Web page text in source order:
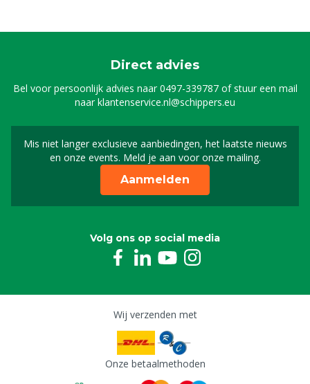
Direct advies
Bel voor persoonlijk advies naar0497-339787of stuur een mail
naarklantenservice.nl@schippers.eu
Mis niet langer exclusieve aanbiedingen, het laatste nieuws
en onze events. Meld je aan voor onze mailing.
Schrijf je in voor onze
Aanmelden
Volg ons op social media
Wij verzenden met
Onze betaalmethoden